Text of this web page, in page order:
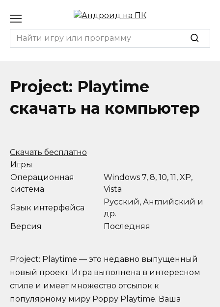
содержанию
Search
for:
Project: Playtime
скачать на компьютер
Скачать бесплатно
Игры
Операционная
система
Windows 7, 8, 10, 11, XP,
Vista
Язык интерфейса
Русский, Английский и
др.
Версия
Последняя
Project: Playtime — это недавно выпущенный
новый проект. Игра выполнена в интересном
стиле и имеет множество отсылок к
популярному миру Poppy Playtime. Ваша